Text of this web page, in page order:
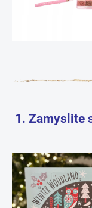
1. Zamyslite